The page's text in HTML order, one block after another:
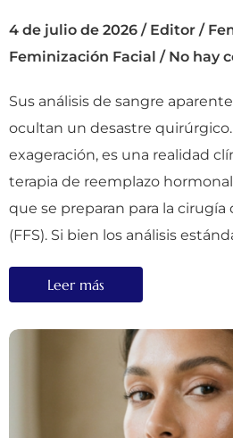
4 de julio de 2026 / Editor /
Feminización Facial / No hay
Sus análisis de sangre
ocultan un desastre
exageración, es una realidad
terapia de reemplazo hormonal
que se preparan para la cirugía
(FFS). Si bien los análisis
Leer más